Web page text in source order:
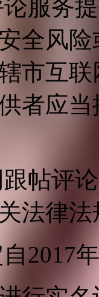
服务
全风
市互
者应
帖评
法律
2017